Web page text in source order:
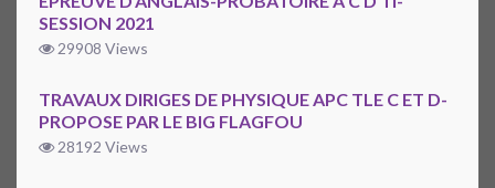
SESSION 2021
29908 Views
TRAVAUX DIRIGES DE PHYSIQUE APC TLE C ET D-
PROPOSE PAR LE BIG FLAGFOU
28192 Views